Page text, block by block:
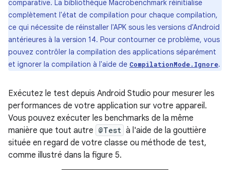
comparative. La bibliothèque Macrobenchmark réinitialise
complètement l'état de compilation pour chaque compilation,
ce qui nécessite de réinstaller l'APK sous les versions d'Android
antérieures à la version 14. Pour contourner ce problème, vous
pouvez contrôler la compilation des applications séparément
et ignorer la compilation à l'aide de CompilationMode.Ignore.
Exécutez le test depuis Android Studio pour mesurer les
performances de votre application sur votre appareil.
Vous pouvez exécuter les benchmarks de la même
manière que tout autre @Test à l'aide de la gouttière
située en regard de votre classe ou méthode de test,
comme illustré dans la figure 5.